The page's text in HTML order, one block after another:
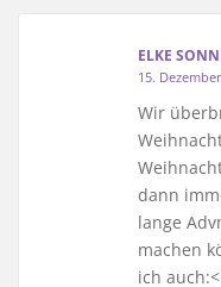
ELKE
15.
Wir
dann
lange
machen
ich